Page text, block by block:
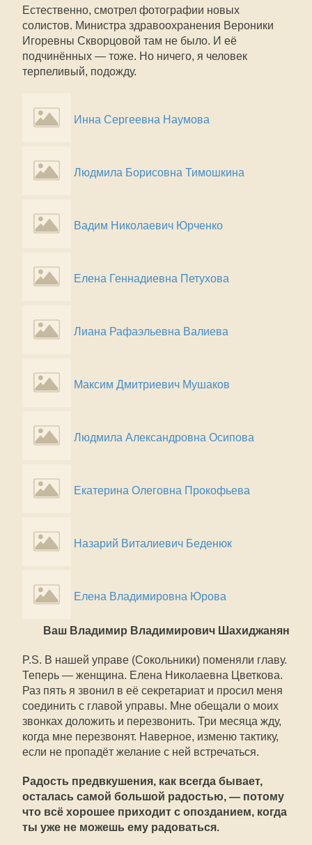
Естественно, смотрел фотографии новых
солистов. Министра здравоохранения Вероники
Игоревны Скворцовой там не было. И её
подчинённых — тоже. Но ничего, я человек
терпеливый, подожду.
Инна Сергеевна Наумова
Людмила Борисовна Тимошкина
Вадим Николаевич Юрченко
Елена Геннадиевна Петухова
Лиана Рафаэльевна Валиева
Максим Дмитриевич Мушаков
Людмила Александровна Осипова
Екатерина Олеговна Прокофьева
Назарий Виталиевич Беденюк
Елена Владимировна Юрова
Ваш Владимир Владимирович Шахиджанян
P.S. В нашей управе (Сокольники) поменяли главу.
Теперь — женщина. Елена Николаевна Цветкова.
Раз пять я звонил в её секретариат и просил меня
соединить с главой управы. Мне обещали о моих
звонках доложить и перезвонить. Три месяца жду,
когда мне перезвонят. Наверное, изменю тактику,
если не пропадёт желание с ней встречаться.
Радость предвкушения, как всегда бывает,
осталась самой большой радостью, — потому
что всё хорошее приходит с опозданием, когда
ты уже не можешь ему радоваться.